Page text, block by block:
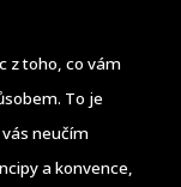
z toho, co vám
To je
vás neučím
a konvence,